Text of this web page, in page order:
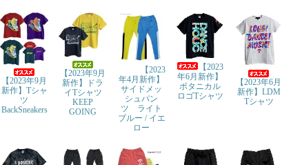
【2023年9月
新作】Tシャ
ツ
BackSneakers
【2023年9月
新作】ドラ
イTシャツ
KEEP
GOING
【2023
年4月新作】
サイドメッ
シュパン
ツ ライト
ブルー / イエ
ロー
【2023
年6月新作】
ボタニカル
ロゴTシャツ
【2023年6月
新作】LDM
Tシャツ